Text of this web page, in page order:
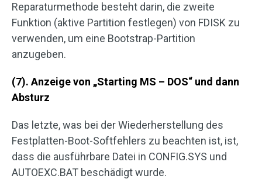
Reparaturmethode besteht darin, die zweite
Funktion (aktive Partition festlegen) von FDISK zu
verwenden, um eine Bootstrap-Partition
anzugeben.
(7). Anzeige von „Starting MS – DOS“ und dann
Absturz
Das letzte, was bei der Wiederherstellung des
Festplatten-Boot-Softfehlers zu beachten ist, ist,
dass die ausführbare Datei in CONFIG.SYS und
AUTOEXC.BAT beschädigt wurde.